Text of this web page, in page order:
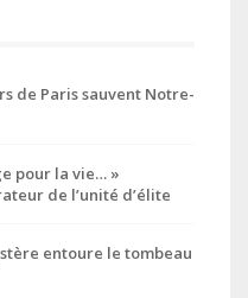
de Paris sauvent Notre-
pour la vie… »
de l’unité d’élite
entoure le tombeau